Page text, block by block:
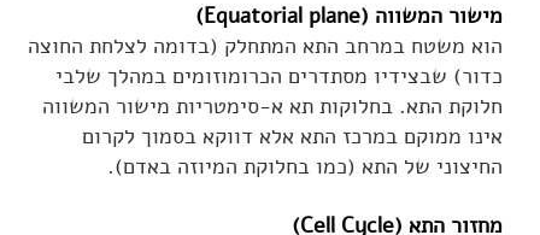
מישור המשווה (Equatorial plane)
הוא משטח במרחב התא המתחלק (בדומה לצלחת החוצה
כדור) שבצידיו מסתדרים הכרומוזומים במהלך שלבי
חלוקת התא. בחלוקות תא א-סימטריות מישור המשווה
אינו ממוקם במרכז התא אלא דווקא בסמוך לקרום
החיצוני של התא (כמו בחלוקת המיוזה באדם).
מחזור התא (Cell Cycle)